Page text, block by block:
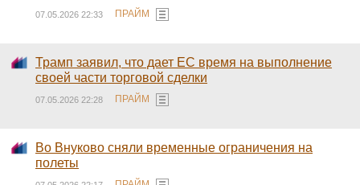
07.05.2026 22:33 ПРАЙМ
Трамп заявил, что дает ЕС время на выполнение
своей части торговой сделки
07.05.2026 22:28 ПРАЙМ
Во Внуково сняли временные ограничения на
полеты